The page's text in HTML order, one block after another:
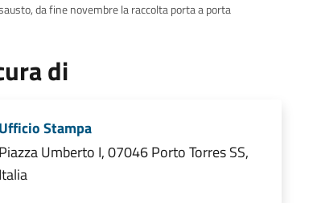
da fine novembre la raccolta porta a porta
di
Ufficio Stampa
Piazza Umberto I, 07046 Porto Torres SS,
Italia